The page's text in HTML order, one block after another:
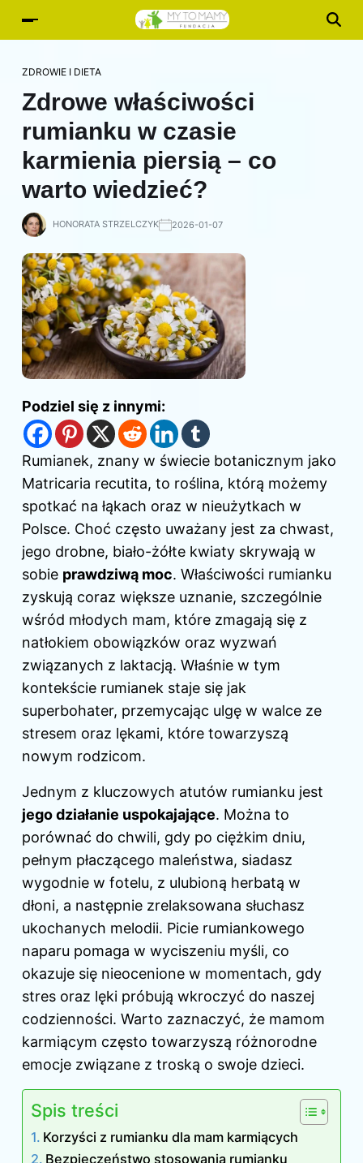
ZDROWIE I DIETA
Zdrowe właściwości
rumianku w czasie
karmienia piersią – co
warto wiedzieć?
HONORATA STRZELCZYK 2026-01-07
Podziel się z innymi:
Rumianek, znany w świecie botanicznym jako
Matricaria recutita, to roślina, którą możemy
spotkać na łąkach oraz w nieużytkach w
Polsce. Choć często uważany jest za chwast,
jego drobne, biało-żółte kwiaty skrywają w
sobie prawdziwą moc. Właściwości rumianku
zyskują coraz większe uznanie, szczególnie
wśród młodych mam, które zmagają się z
natłokiem obowiązków oraz wyzwań
związanych z laktacją. Właśnie w tym
kontekście rumianek staje się jak
superbohater, przemycając ulgę w walce ze
stresem oraz lękami, które towarzyszą
nowym rodzicom.
Jednym z kluczowych atutów rumianku jest
jego działanie uspokajające. Można to
porównać do chwili, gdy po ciężkim dniu,
pełnym płaczącego maleństwa, siadasz
wygodnie w fotelu, z ulubioną herbatą w
dłoni, a następnie zrelaksowana słuchasz
ukochanych melodii. Picie rumiankowego
naparu pomaga w wyciszeniu myśli, co
okazuje się nieocenione w momentach, gdy
stres oraz lęki próbują wkroczyć do naszej
codzienności. Warto zaznaczyć, że mamom
karmiącym często towarzyszą różnorodne
emocje związane z troską o swoje dzieci.
Spis treści
Korzyści z rumianku dla mam karmiących
Bezpieczeństwo stosowania rumianku